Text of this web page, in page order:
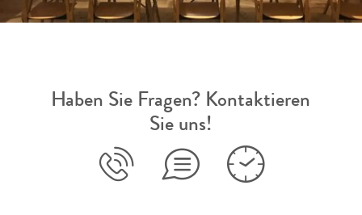
Haben Sie Fragen? Kontaktieren
Sie uns!